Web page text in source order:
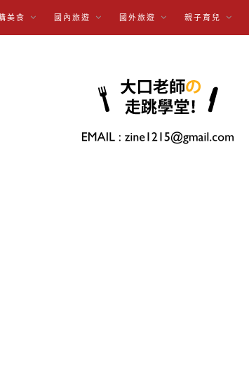
美食 國內旅遊 國外旅遊 親子育兒